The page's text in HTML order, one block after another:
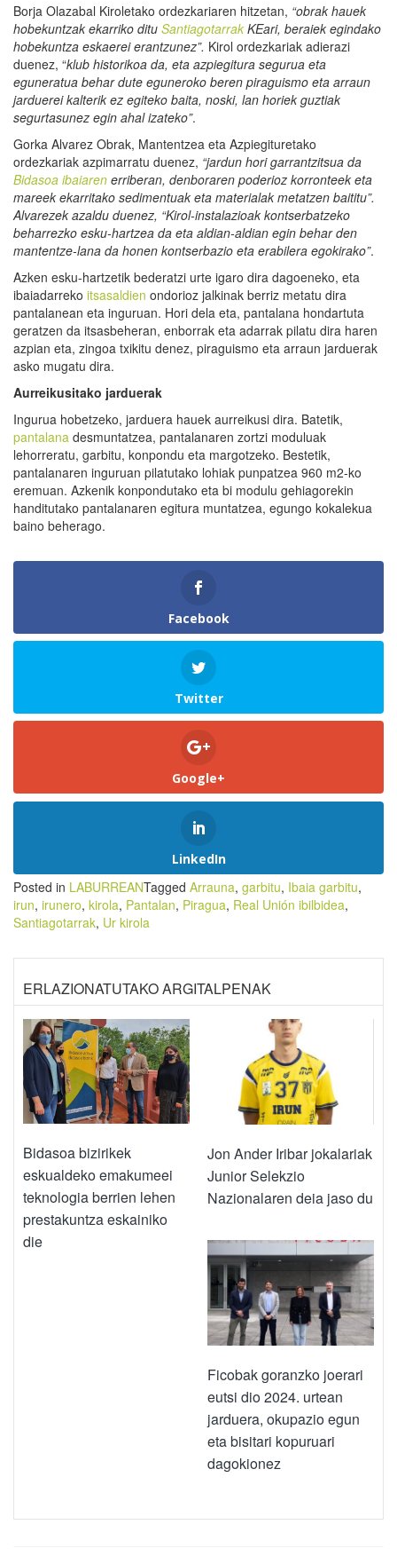
Borja Olazabal Kiroletako ordezkariaren hitzetan, “obrak hauek
hobekuntzak ekarriko ditu Santiagotarrak KEari, beraiek egindako
hobekuntza eskaerei erantzunez”. Kirol ordezkariak adierazi
duenez, “klub historikoa da, eta azpiegitura segurua eta
eguneratua behar dute eguneroko beren piraguismo eta arraun
jarduerei kalterik ez egiteko baita, noski, lan horiek guztiak
segurtasunez egin ahal izateko”.
Gorka Alvarez Obrak, Mantentzea eta Azpiegituretako
ordezkariak azpimarratu duenez, “jardun hori garrantzitsua da
Bidasoa ibaiaren erriberan, denboraren poderioz korronteek eta
mareek ekarritako sedimentuak eta materialak metatzen baititu”.
Alvarezek azaldu duenez, “Kirol-instalazioak kontserbatzeko
beharrezko esku-hartzea da eta aldian-aldian egin behar den
mantentze-lana da honen kontserbazio eta erabilera egokirako”.
Azken esku-hartzetik bederatzi urte igaro dira dagoeneko, eta
ibaiadarreko itsasaldien ondorioz jalkinak berriz metatu dira
pantalanean eta inguruan. Hori dela eta, pantalana hondartuta
geratzen da itsasbeheran, enborrak eta adarrak pilatu dira haren
azpian eta, zingoa txikitu denez, piraguismo eta arraun jarduerak
asko mugatu dira.
Aurreikusitako jarduerak
Ingurua hobetzeko, jarduera hauek aurreikusi dira. Batetik,
pantalana desmuntatzea, pantalanaren zortzi moduluak
lehorreratu, garbitu, konpondu eta margotzeko. Bestetik,
pantalanaren inguruan pilatutako lohiak punpatzea 960 m2-ko
eremuan. Azkenik konpondutako eta bi modulu gehiagorekin
handitutako pantalanaren egitura muntatzea, egungo kokalekua
baino beherago.
Facebook
Twitter
Google+
LinkedIn
Posted in LABURREANTagged Arrauna, garbitu, Ibaia garbitu,
irun, irunero, kirola, Pantalan, Piragua, Real Unión ibilbidea,
Santiagotarrak, Ur kirola
ERLAZIONATUTAKO ARGITALPENAK
Bidasoa bizirikek
eskualdeko emakumeei
teknologia berrien lehen
prestakuntza eskainiko
die
Jon Ander Iribar jokalariak
Junior Selekzio
Nazionalaren deia jaso du
Ficobak goranzko joerari
eutsi dio 2024. urtean
jarduera, okupazio egun
eta bisitari kopuruari
dagokionez